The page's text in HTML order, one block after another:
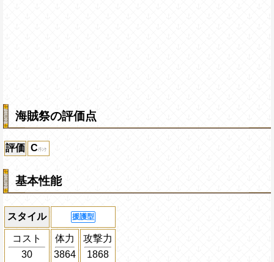
海賊祭の評価点
評価 C
基本性能
スタイル 援護型
コスト
30
体力
3864
攻撃力
1868